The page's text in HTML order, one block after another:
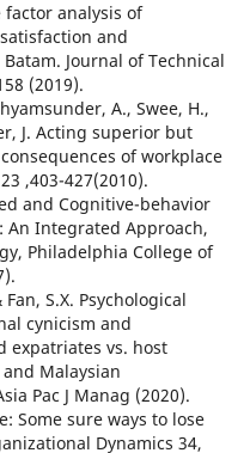
factor analysis of
and
Journal of Technical
(2019).
A., Swee, H.,
J. Acting superior but
of workplace
,403-427(2010).
and Cognitive-behavior
An Integrated Approach,
Philadelphia College of
S.X. Psychological
cynicism and
expatriates vs. host
Malaysian
Pac J Manag (2020).
Some sure ways to lose
Dynamics 34,